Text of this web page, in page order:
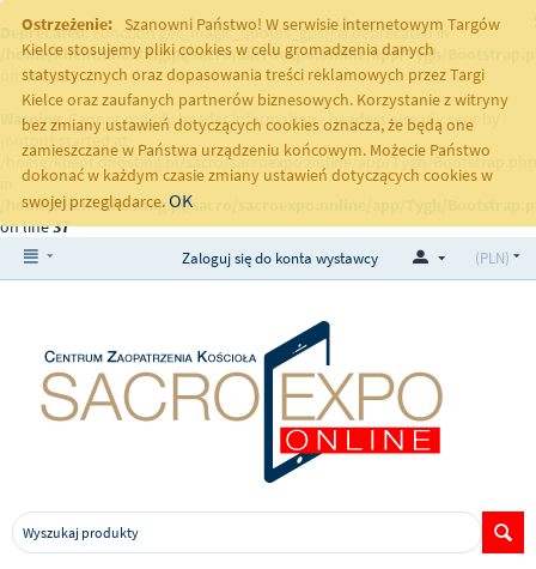
Deprecated: Function get_magic_quotes_gpc() is deprecated in
/home/klient.dhosting.pl/sacro/sacroexpo.online/app/Tygh/
on line251
Warning: Cannot modify header information - headers already sent by
(output started at
/home/klient.dhosting.pl/sacro/sacroexpo.online/app/Tygh/
/home/klient.dhosting.pl/sacro/sacroexpo.online/app/Tygh/
on line37
Ostrzeżenie:
Szanowni Państwo! W serwisie internetowym Targów
Kielce stosujemy pliki cookies w celu gromadzenia danych
statystycznych oraz dopasowania treści reklamowych przez Targi
Kielce oraz zaufanych partnerów biznesowych. Korzystanie z witryny
bez zmiany ustawień dotyczących cookies oznacza, że będą one
zamieszczane w Państwa urządzeniu końcowym. Możecie Państwo
dokonać w każdym czasie zmiany ustawień dotyczących cookies w
swojej przeglądarce.OK
(PLN)
Zaloguj się do konta wystawcy